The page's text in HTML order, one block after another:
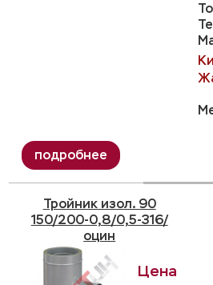
Тройник изол. 90
150/200-0,8/0,5-316/
оцин